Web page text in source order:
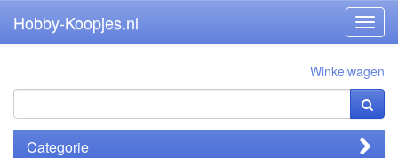
Hobby-Koopjes.nl
Winkelwagen
Categorie